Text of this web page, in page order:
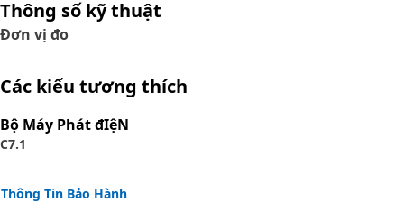
Thông số kỹ thuật
Đơn vị đo
Các kiểu tương thích
Bộ Máy Phát đIệN
C7.1
Thông Tin Bảo Hành